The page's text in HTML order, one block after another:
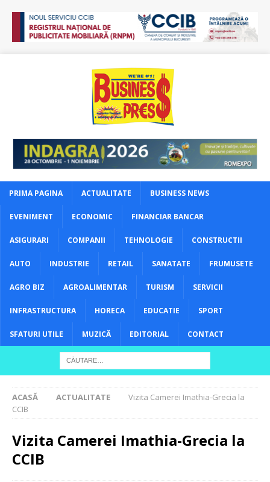
PRIMA PAGINA ACTUALITATE BUSINESS NEWS
EVENIMENT ECONOMIC FINANCIAR BANCAR
ASIGURARI COMPANII TEHNOLOGIE CONSTRUCTII
AUTO INDUSTRIE RETAIL SANATATE FRUMUSETE
AGRO BIZ AGROALIMENTAR TURISM SERVICII
INFRASTRUCTURA HORECA EDUCATIE SPORT
SFATURI UTILE MUZICĂ EDITORIAL CONTACT
ACASĂ ACTUALITATE
Vizita Camerei Imathia-Grecia la
CCIB
Vizita Camerei Imathia-Grecia la
CCIB